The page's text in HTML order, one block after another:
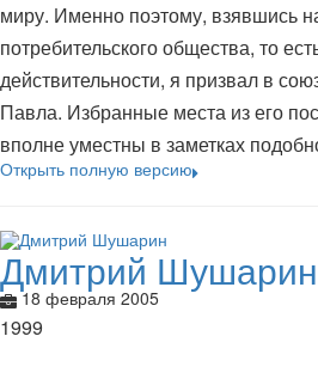
миру. Именно поэтому, взявшись
потребительского общества, то
действительности, я призвал в
Павла. Избранные места из его
вполне уместны в заметках
Открыть полную версию
Дмитрий Шушарин
18 февраля 2005
1999